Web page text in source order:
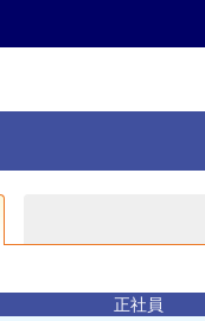
正社員